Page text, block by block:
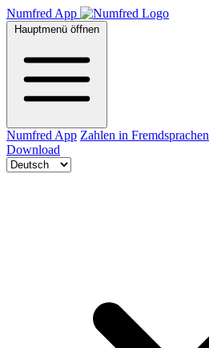
Numfred App
Hauptmenü öffnen
Numfred App Zahlen in Fremdsprachen
Download